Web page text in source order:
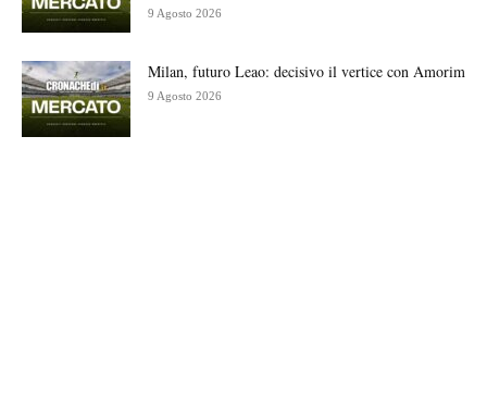
9 Agosto 2026
Milan, futuro Leao: decisivo il vertice con Amorim
9 Agosto 2026